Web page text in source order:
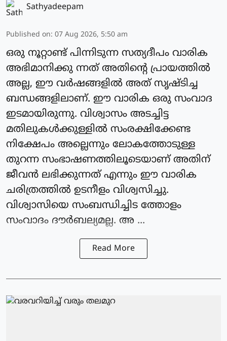
Sathyadeepam
Published on: 07 Aug 2026, 5:50 am
ഒരു നൂറ്റാണ്ട് പിന്നിടുന്ന സത്യദീപം വാരിക
അഭിമാനിക്കു ന്നത് അതിന്റെ പ്രായത്തിൽ
അല്ല, ഈ വർഷങ്ങളിൽ അത് സൃഷ്ടിച്ച
ബന്ധങ്ങളിലാണ്. ഈ വാരിക ഒരു സംവാദ
ഇടമായിരുന്നു. വിശ്വാസം അടച്ചിട്ട
മതിലുകൾക്കുള്ളിൽ സംരക്ഷിക്കേണ്ട
നിക്ഷേപം അല്ലെന്നും ലോകത്തോടുള്ള
തുറന്ന സംഭാഷണത്തിലൂടെയാണ് അതിന്
ജീവൻ ലഭിക്കുന്നത് എന്നും ഈ വാരിക
ചരിത്രത്തിൽ ഉടനീളം വിശ്വസിച്ചു.
വിശ്വാസിയെ സംബന്ധിച്ചിട ത്തോളം
സംവാദം ദൗർബല്യമല്ല. അ ...
Read More